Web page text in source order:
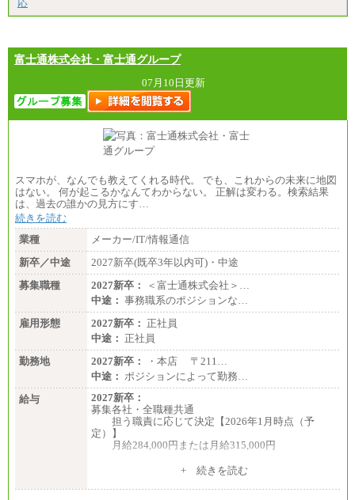
応
富士通株式会社・富士通グループ
07月10日更新
スマホが、なんでも教えてくれる時代。 でも、これからの未来に地図
はない。 何が起こるかなんてわからない。 正解は変わる。検索結果
は、過去の誰かの見方にす…
続きを読む
業種
メーカー/IT/情報通信
新卒／中途
2027新卒(既卒3年以内可)・中途
募集職種
2027新卒：
＜富士通株式会社＞…
中途： 事務職系のポジションな…
雇用形態
2027新卒： 正社員
中途： 正社員
勤務地
2027新卒：
・本店 〒211…
中途： ポジションによって勤務…
給与
2027新卒：
募集各社・全職種共通
担う職責に応じて決定【2026年1月時点（予
定）】
月給284,000円または月給315,000円
※入社後早期から、自律的な業務遂行が求めら
す。
+ 続きを読む